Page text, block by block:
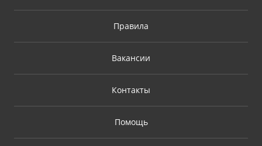
Правила
Вакансии
Контакты
Помощь